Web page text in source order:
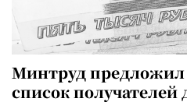
Минтруд
список получателей